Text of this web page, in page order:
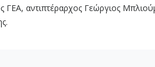
αντιπτέραρχος Γεώργιος